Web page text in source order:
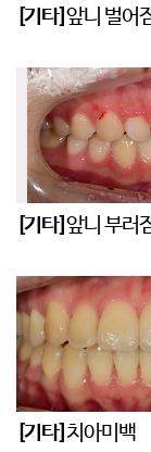
[기타] 앞니 벌어
[기타] 앞니 부러
[기타] 치아미백